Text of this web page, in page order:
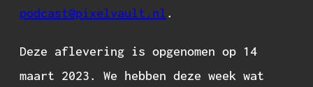
podcast@pixelvault.nl.
Deze aflevering is opgenomen op 14
maart 2023. We hebben deze week wat